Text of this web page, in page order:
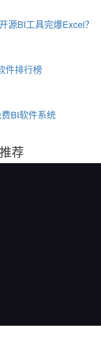
源BI工具完爆Excel？
件排行榜
BI软件系统
荐